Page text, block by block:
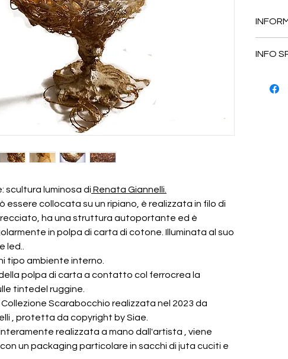
scultura luminosa di Renata Giannelli.
essere collocata su un ripiano, è realizzata in filo di
ha una struttura autoportante ed è
in polpa di carta di cotone. Illuminata al suo
led..
tipo ambiente interno.
polpa di carta a contatto col ferrocrea la
tintedel ruggine.
Scarabocchio realizzata nel 2023 da
, protetta da copyright by Siae.
realizzata a mano dall'artista , viene
un packaging particolare in sacchi di juta cuciti e
INFO